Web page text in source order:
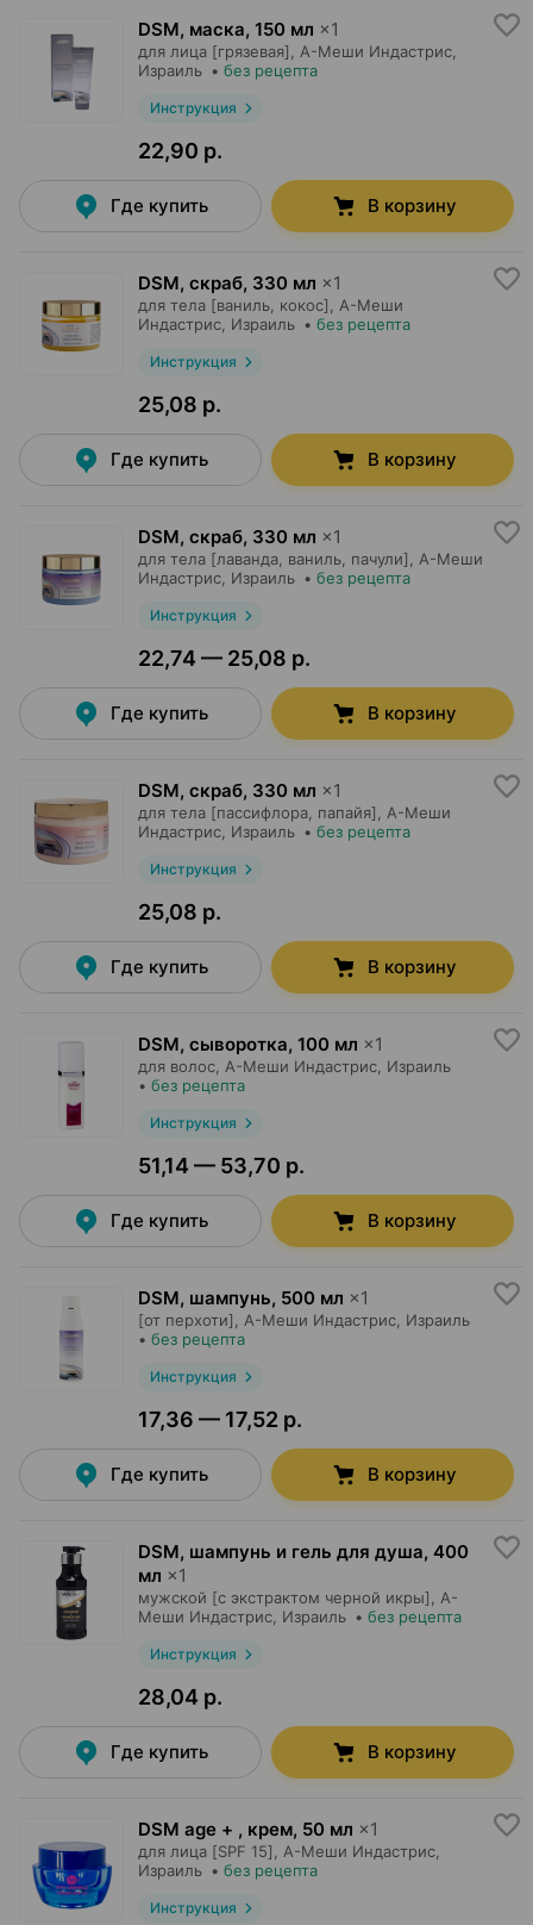
DSM, маска, 150 мл ×1
для лица [грязевая], А-Меши Индастрис
Израиль • без рецепта
Инструкция
22,90 р.
Где купить В корзину
DSM, скраб, 330 мл ×1
для тела [ваниль, кокос],
А-Меши
Индастрис , Израиль • без рецепта
Инструкция
25,08 р.
Где купить В корзину
DSM, скраб, 330 мл ×1
для тела [лаванда, ваниль, пачули],
А-Меши
Индастрис , Израиль • без рецепта
Инструкция
22,74 — 25,08 р.
Где купить В корзину
DSM, скраб, 330 мл ×1
для тела [пассифлора, папайя],
А-Меши
Индастрис , Израиль • без рецепта
Инструкция
25,08 р.
Где купить В корзину
DSM, сыворотка, 100 мл ×1
для волос, А-Меши Индастрис , Израиль
• без рецепта
Инструкция
51,14 — 53,70 р.
Где купить В корзину
DSM, шампунь, 500 мл ×1
[от перхоти], А-Меши Индастрис , Израиль
• без рецепта
Инструкция
17,36 — 17,52 р.
Где купить В корзину
DSM, шампунь и гель для душа, 400
мл ×1
мужской [с экстрактом черной икры],
А-
Меши Индастрис , Израиль • без рецепта
Инструкция
28,04 р.
Где купить В корзину
DSM age + , крем, 50 мл ×1
для лица [SPF 15], А-Меши Индастрис
Израиль • без рецепта
Инструкция